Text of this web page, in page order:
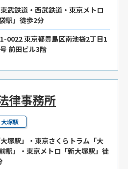
武鉄道・西武鉄道・東京メトロ
袋駅」徒歩2分
0022 東京都豊島区南池袋2丁目1
前田ビル3階
律事務所
大塚駅
塚駅」・東京さくらトラム「大
駅」・東京メトロ「新大塚駅」徒